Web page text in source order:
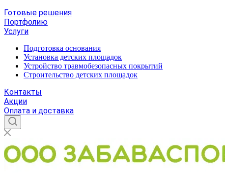
Готовые решения
Портфолию
Услуги
Подготовка основания
Установка детских площадок
Устройство травмобезопасных покрытий
Строительство детских площадок
Контакты
Акции
Оплата и доставка